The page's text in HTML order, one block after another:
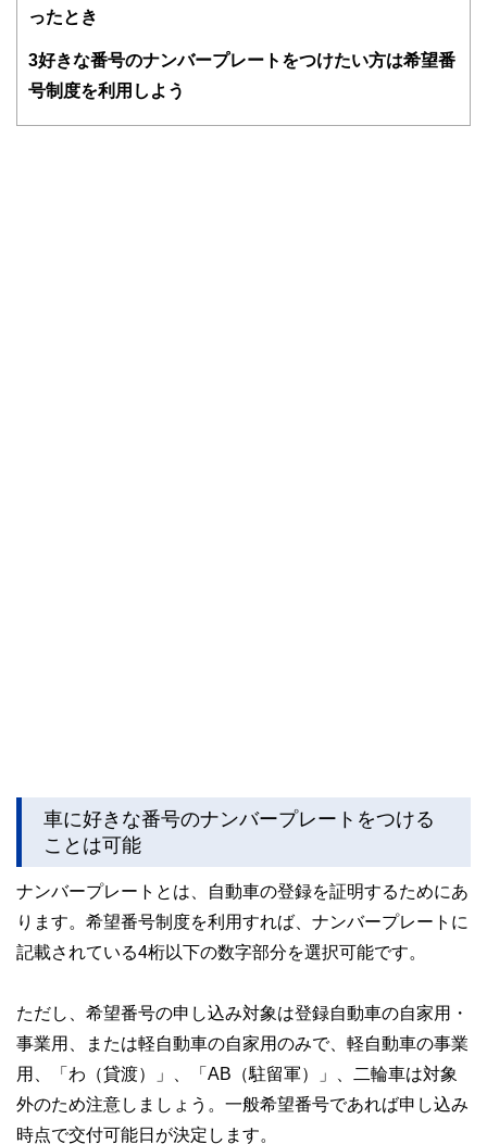
ドバイザー、DCプランナー、公認会計士、社会保険労務
士、行政書士、投資アナリスト、キャリアコンサルタントな
ど150名以上の有資格者を執筆者・監修者として迎え、むず
ったとき
3好きな番号のナンバープレートをつけたい方は希望番
号制度を利用しよう
車に好きな番号のナンバープレートをつける
ことは可能
ナンバープレートとは、自動車の登録を証明するためにあ
ります。希望番号制度を利用すれば、ナンバープレートに
記載されている4桁以下の数字部分を選択可能です。
ただし、希望番号の申し込み対象は登録自動車の自家用・
事業用、または軽自動車の自家用のみで、軽自動車の事業
用、「わ（貸渡）」、「AB（駐留軍）」、二輪車は対象
外のため注意しましょう。一般希望番号であれば申し込み
時点で交付可能日が決定します。